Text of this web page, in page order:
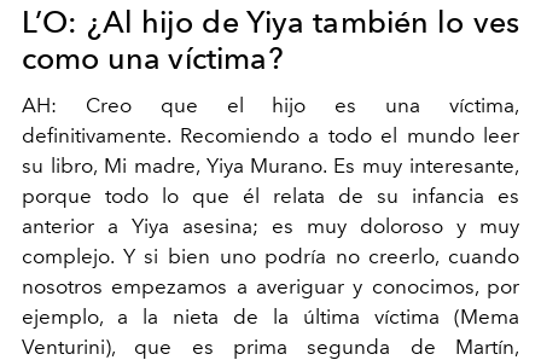
L’O: ¿Al hijo de Yiya también lo ves
como una víctima?
AH: Creo que el hijo es una víctima,
definitivamente. Recomiendo a todo el mundo leer
su libro, Mi madre, Yiya Murano. Es muy interesante,
porque todo lo que él relata de su infancia es
anterior a Yiya asesina; es muy doloroso y muy
complejo. Y si bien uno podría no creerlo, cuando
nosotros empezamos a averiguar y conocimos, por
ejemplo, a la nieta
de la última víctima (Mema
Venturini), que es prima segunda
de Martín,